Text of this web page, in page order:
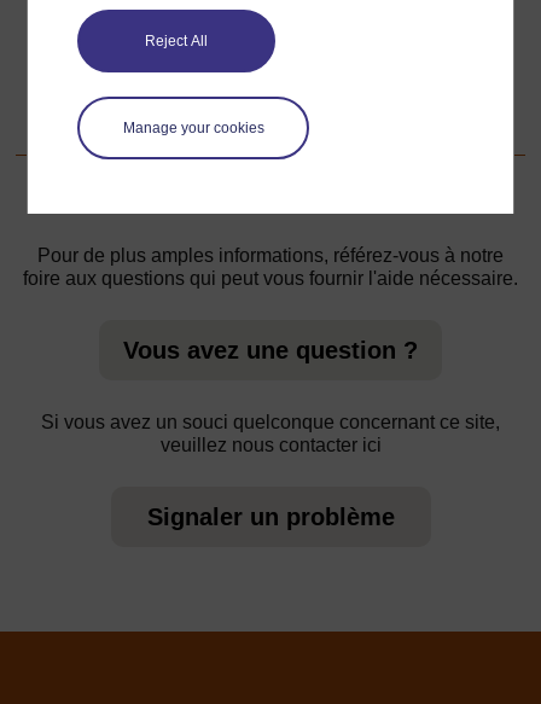
Reject All
Manage your cookies
Suivant
Suivant
histoires
Pour de plus amples informations, référez-vous à notre
foire aux questions qui peut vous fournir l'aide nécessaire.
Vous avez une question ?
Si vous avez un souci quelconque concernant ce site,
veuillez nous contacter ici
Signaler un problème